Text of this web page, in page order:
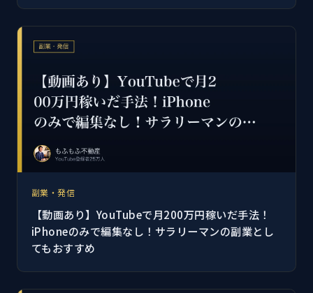
副業・発信
【動画あり】YouTubeで月200万円稼いだ手法！
iPhoneのみで編集なし！サラリーマンの副業とし
てもおすすめ